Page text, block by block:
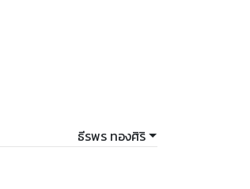
ธีรพร ทองศิริ